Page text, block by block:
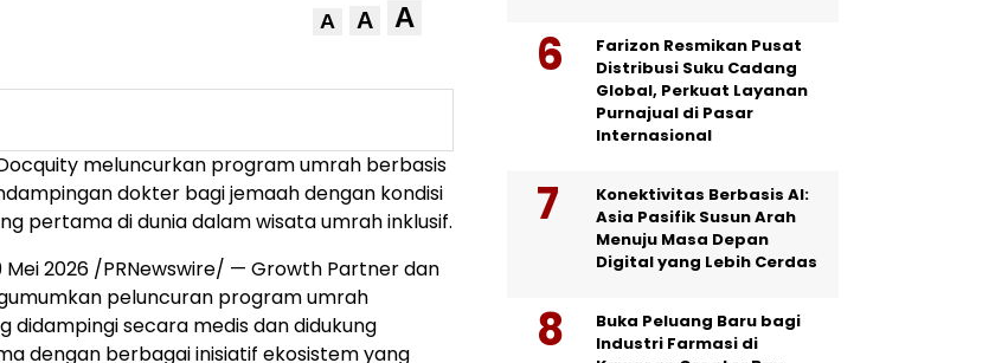
A A A
meluncurkan program umrah berbasis
dokter bagi jemaah dengan kondisi
pertama di dunia dalam wisata umrah inklusif.
Mei 2026 /PRNewswire/ — Growth Partner dan
peluncuran program umrah
didampingi secara medis dan didukung
dengan berbagai inisiatif ekosistem yang
Farizon Resmikan Pusat
Distribusi Suku Cadang
Global, Perkuat Layanan
Purnajual di Pasar
Internasional
Konektivitas Berbasis AI:
Asia Pasifik Susun Arah
Menuju Masa Depan
Digital yang Lebih Cerdas
Buka Peluang Baru bagi
Industri Farmasi di